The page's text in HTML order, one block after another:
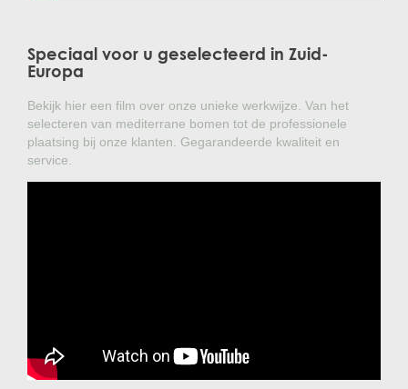
Speciaal voor u geselecteerd in Zuid-
Europa
Bekijk hier een film over onze unieke werkwijze. Van het
selecteren van mediterrane bomen tot de professionele
plaatsing bij onze klanten. Gegarandeerde kwaliteit en
service.